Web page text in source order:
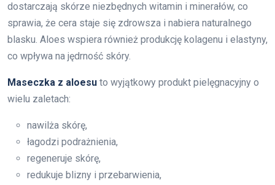
dostarczają skórze niezbędnych witamin i minerałów, co
sprawia, że cera staje się zdrowsza i nabiera naturalnego
blasku. Aloes wspiera również produkcję kolagenu i elastyny,
co wpływa na jędrność skóry.
Maseczka z aloesu to wyjątkowy produkt pielęgnacyjny o
wielu zaletach:
nawilża skórę,
łagodzi podrażnienia,
regeneruje skórę,
redukuje blizny i przebarwienia,